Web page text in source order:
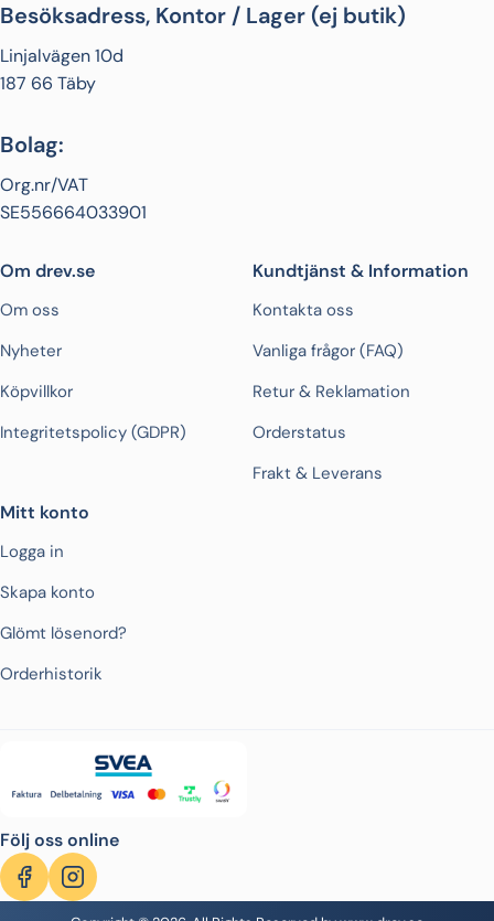
Besöksadress, Kontor / Lager (ej butik)
Linjalvägen 10d
187 66 Täby
Bolag:
Org.nr/VAT
SE556664033901
Om drev.se
Om oss
Nyheter
Köpvillkor
Integritetspolicy (GDPR)
Kundtjänst & Information
Kontakta oss
Vanliga frågor (FAQ)
Retur & Reklamation
Orderstatus
Frakt & Leverans
Mitt konto
Logga in
Skapa konto
Glömt lösenord?
Orderhistorik
Följ oss online
FacebookInstagram